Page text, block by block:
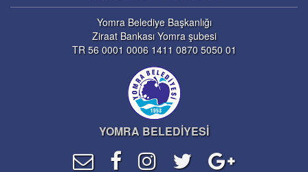
Yomra Belediye Başkanlığı
Ziraat Bankası Yomra şubesi
TR 56 0001 0006 1411 0870 5050 01
YOMRA BELEDİYESİ